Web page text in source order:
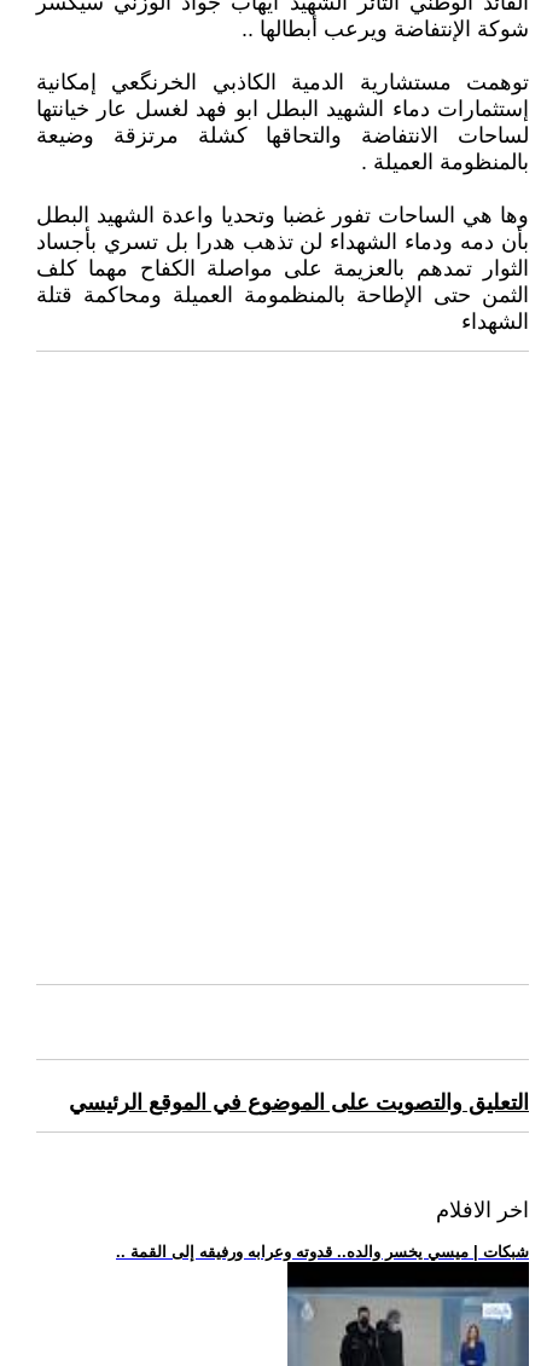
شوكة الإنتفاضة ويرعب أبطالها ..
توهمت مستشارية الدمية الكاذبي الخرنگعي إمكانية
إستثمارات دماء الشهيد البطل ابو فهد لغسل عار خيانتها
لساحات الانتفاضة والتحاقها كشلة مرتزقة وضيعة
بالمنظومة العميلة .
وها هي الساحات تفور غضبا وتحديا واعدة الشهيد البطل
بأن دمه ودماء الشهداء لن تذهب هدرا بل تسري بأجساد
الثوار تمدهم بالعزيمة على مواصلة الكفاح مهما كلف
الثمن حتى الإطاحة بالمنظمومة العميلة ومحاكمة قتلة
الشهداء
التعليق والتصويت على الموضوع في الموقع الرئيسي
اخر الافلام
.. شبكات | ميسي يخسر والده.. قدوته وعرابه ورفيقه إلى القمة